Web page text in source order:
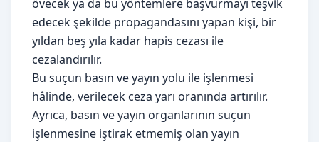
övecek ya da bu yöntemlere başvurmayı teşvik
edecek şekilde propagandasını yapan kişi, bir
yıldan beş yıla kadar hapis cezası ile
cezalandırılır.
Bu suçun basın ve yayın yolu ile işlenmesi
hâlinde, verilecek ceza yarı oranında artırılır.
Ayrıca, basın ve yayın organlarının suçun
işlenmesine iştirak etmemiş olan yayın